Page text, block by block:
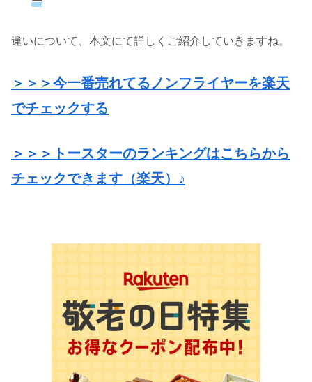
違いについて、本文にて詳しくご紹介していきますね。
＞＞＞今一番売れてるノンフライヤーを楽天
でチェックする
＞＞＞トースターのランキングはこちらから
チェックできます（楽天）♪